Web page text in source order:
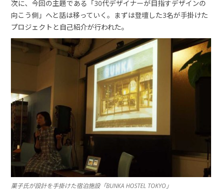
次に、今回の主題である「30代デザイナーが目指すデザインの
向こう側」へと話は移っていく。まずは登壇した3名が手掛けた
プロジェクトと自己紹介が行われた。
菓子氏が設計を手掛けた宿泊施設「BUNKA HOSTEL TOKYO」